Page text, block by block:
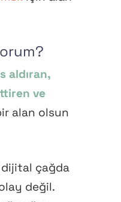
aldıran,
ve
alan olsun
çağda
değil.